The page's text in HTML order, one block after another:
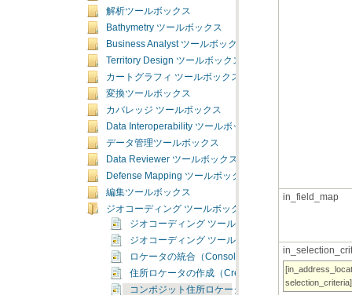
解析ツールボックス
Bathymetry ツールボックス
Business Analyst ツールボックス
Territory Design ツールボックス
カートグラフィ ツールボックス
変換ツールボックス
カバレッジ ツールボックス
Data Interoperability ツールボックス
データ管理ツールボックス
Data Reviewer ツールボックス
Defense Mapping ツールボックス
編集ツールボックス
ジオコーディング ツールボックス
ジオコーディング ツールボックスの概要
ジオコーディング ツールボックスのライセンス
ロケータの統合（Consolidate Locator）
住所ロケータの作成（Create Address Locator）
コンポジット住所ロケータの作成（Create
in_field_map
selection_criteria]